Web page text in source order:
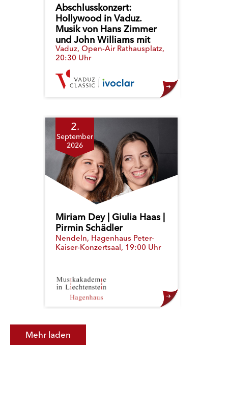
Abschlusskonzert:
Hollywood in Vaduz.
Musik von Hans Zimmer
und John Williams mit
dem Sinfonieorchester
Liechtenstein
Vaduz, Open-Air Rathausplatz,
20:30 Uhr
2.
September
2026
Miriam Dey | Giulia Haas |
Pirmin Schädler
Nendeln, Hagenhaus Peter-
Kaiser-Konzertsaal, 19:00 Uhr
Mehr laden